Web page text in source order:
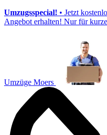
Umzugsspecial! • Jetzt
Angebot erhalten! Nur für
Umzüge Moers